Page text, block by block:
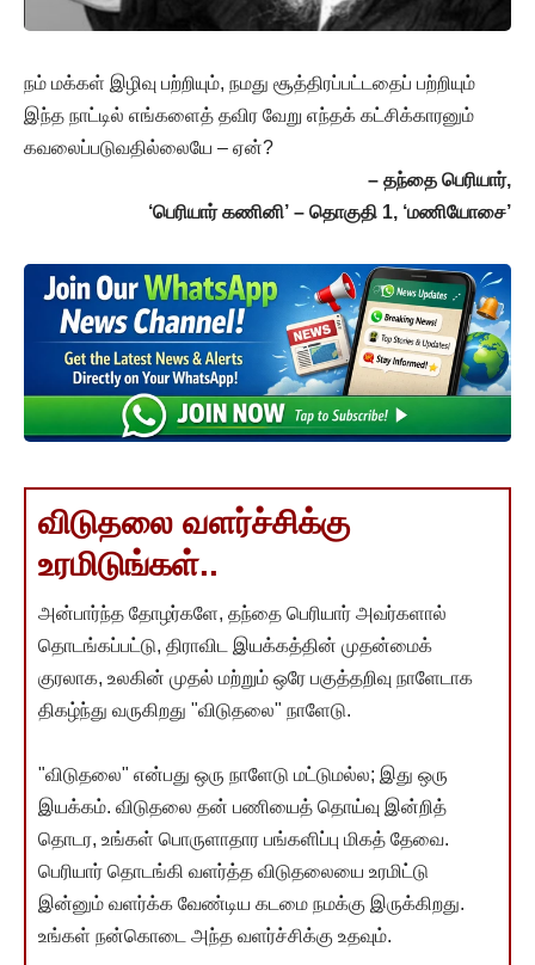
நம் மக்கள் இழிவு பற்றியும், நமது சூத்திரப்பட்டதைப் பற்றியும்
இந்த நாட்டில் எங்களைத் தவிர வேறு எந்தக் கட்சிக்காரனும்
கவலைப்படுவதில்லையே – ஏன்?
– தந்தை பெரியார்,
‘பெரியார் கணினி’ – தொகுதி 1, ‘மணியோசை’
விடுதலை வளர்ச்சிக்கு
உரமிடுங்கள்..
அன்பார்ந்த தோழர்களே, தந்தை பெரியார் அவர்களால்
தொடங்கப்பட்டு, திராவிட இயக்கத்தின் முதன்மைக்
குரலாக, உலகின் முதல் மற்றும் ஒரே பகுத்தறிவு நாளேடாக
திகழ்ந்து வருகிறது "விடுதலை" நாளேடு.
"விடுதலை" என்பது ஒரு நாளேடு மட்டுமல்ல; இது ஒரு
இயக்கம். விடுதலை தன் பணியைத் தொய்வு இன்றித்
தொடர, உங்கள் பொருளாதார பங்களிப்பு மிகத் தேவை.
பெரியார் தொடங்கி வளர்த்த விடுதலையை உரமிட்டு
இன்னும் வளர்க்க வேண்டிய கடமை நமக்கு இருக்கிறது.
உங்கள் நன்கொடை அந்த வளர்ச்சிக்கு உதவும்.